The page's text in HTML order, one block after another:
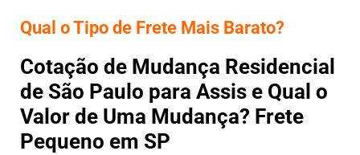
Qual o Tipo de Frete Mais Barato?
Cotação de Mudança Residencial
de São Paulo para Assis e Qual o
Valor de Uma Mudança? Frete
Pequeno em SP